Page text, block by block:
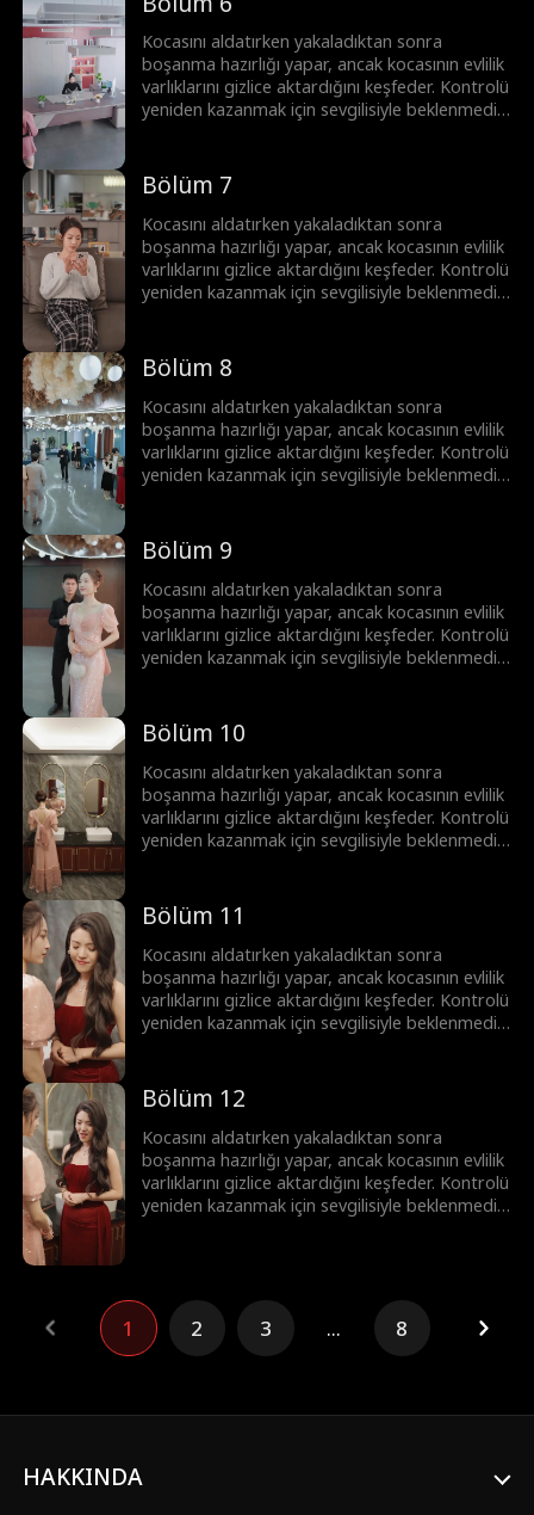
Kocasını aldatırken yakaladıktan sonra
boşanma hazırlığı yapar, ancak kocasının evlilik
varlıklarını gizlice aktardığını keşfeder. Kontrolü
yeniden kazanmak için sevgilisiyle beklenmedik
serveti geri alırlar.
Bölüm 7
Kocasını aldatırken yakaladıktan sonra
boşanma hazırlığı yapar, ancak kocasının evlilik
varlıklarını gizlice aktardığını keşfeder. Kontrolü
yeniden kazanmak için sevgilisiyle beklenmedik
serveti geri alırlar.
Bölüm 8
Kocasını aldatırken yakaladıktan sonra
boşanma hazırlığı yapar, ancak kocasının evlilik
varlıklarını gizlice aktardığını keşfeder. Kontrolü
yeniden kazanmak için sevgilisiyle beklenmedik
serveti geri alırlar.
Bölüm 9
Kocasını aldatırken yakaladıktan sonra
boşanma hazırlığı yapar, ancak kocasının evlilik
varlıklarını gizlice aktardığını keşfeder. Kontrolü
yeniden kazanmak için sevgilisiyle beklenmedik
serveti geri alırlar.
Bölüm 10
Kocasını aldatırken yakaladıktan sonra
boşanma hazırlığı yapar, ancak kocasının evlilik
varlıklarını gizlice aktardığını keşfeder. Kontrolü
yeniden kazanmak için sevgilisiyle beklenmedik
serveti geri alırlar.
Bölüm 11
Kocasını aldatırken yakaladıktan sonra
boşanma hazırlığı yapar, ancak kocasının evlilik
varlıklarını gizlice aktardığını keşfeder. Kontrolü
yeniden kazanmak için sevgilisiyle beklenmedik
serveti geri alırlar.
Bölüm 12
Kocasını aldatırken yakaladıktan sonra
boşanma hazırlığı yapar, ancak kocasının evlilik
varlıklarını gizlice aktardığını keşfeder. Kontrolü
yeniden kazanmak için sevgilisiyle beklenmedik
1 2 3 ... 8
HAKKINDA